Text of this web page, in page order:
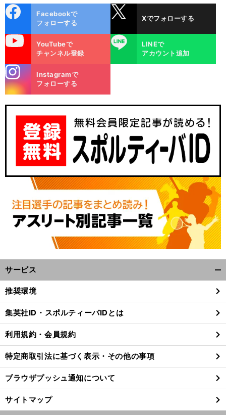
ok
Facebookで
フォローする
Xでフォローする
YouTubeで
チャンネル登録
LINE
LINEで
アカウント追加
m
Instagramで
フォローする
サービス
閉
る
推奨環境
集英社ID・スポルティーバIDとは
利用規約・会員規約
特定商取引法に基づく表示・その他の事項
ブラウザプッシュ通知について
サイトマップ